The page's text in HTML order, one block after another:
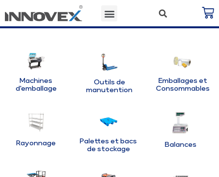
Machines
d'emballage
Outils de
manutention
Emballages et
Consommables
Rayonnage
Palettes et bacs
de stockage
Balances